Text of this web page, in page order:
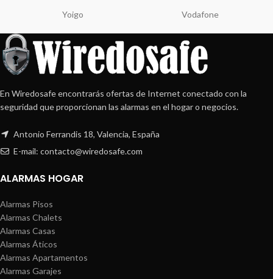
Yoigo Vodafone
En Wiredosafe encontrarás ofertas de Internet conectado con la
seguridad que proporcionan las alarmas en el hogar o negocios.
Antonio Ferrandis 18, Valencia, España
E-mail: contacto@wiredosafe.com
ALARMAS HOGAR
Alarmas Pisos
Alarmas Chalets
Alarmas Casas
Alarmas Áticos
Alarmas Apartamentos
Alarmas Garajes